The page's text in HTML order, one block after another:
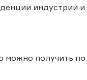
индустрии
получить по